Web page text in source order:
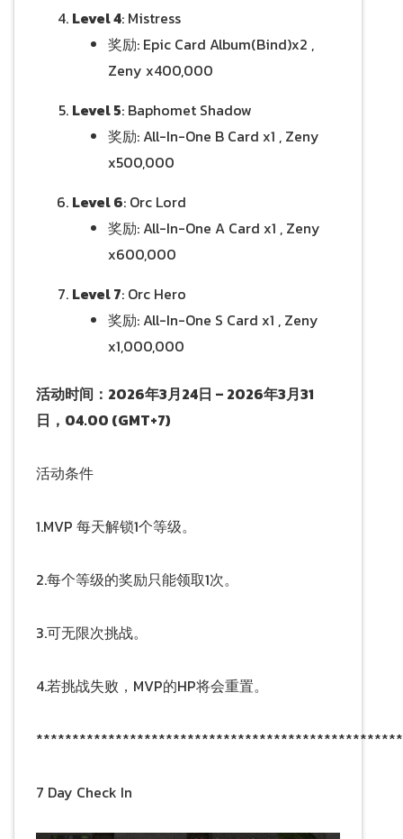
Level 4: Mistress
奖励: Epic Card Album(Bind)x2 ,
Zeny x400,000
Level 5: Baphomet Shadow
奖励: All-In-One B Card x1 , Zeny
x500,000
Level 6: Orc Lord
奖励: All-In-One A Card x1 , Zeny
x600,000
Level 7: Orc Hero
奖励: All-In-One S Card x1 , Zeny
x1,000,000
活动时间：2026年3月24日 – 2026年3月31
日，04.00 (GMT+7)
活动条件
1.MVP 每天解锁1个等级。
2.每个等级的奖励只能领取1次。
3.可无限次挑战。
4.若挑战失败，MVP的HP将会重置。
7 Day Check In